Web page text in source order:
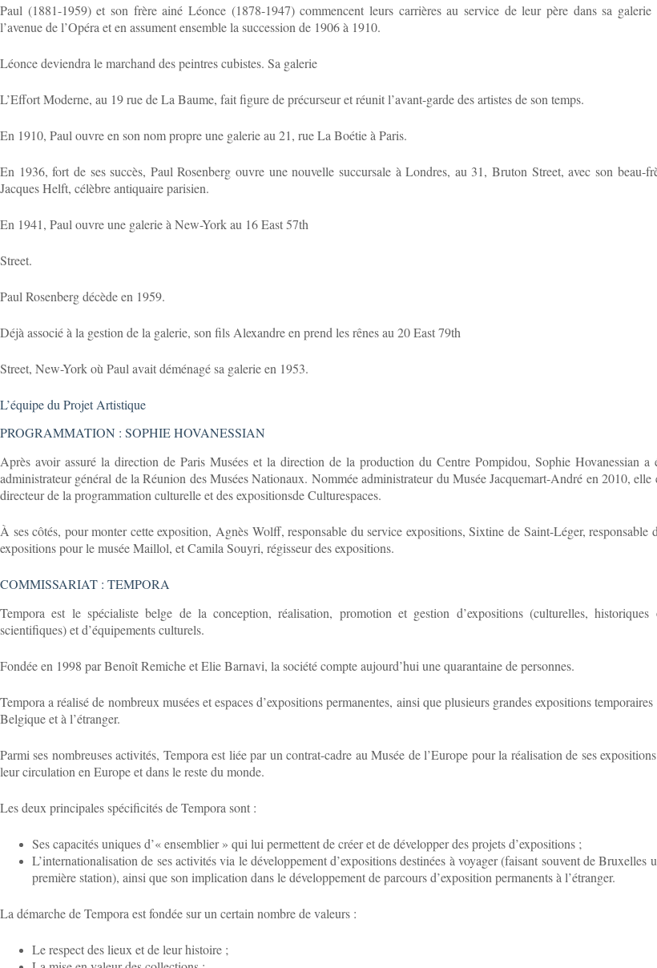
Paul (1881-1959) et son frère ainé Léonce (1878-1947) commencent leurs carrières au service de leur père dans sa galerie
l’avenue de l’Opéra et en assument ensemble la succession de 1906 à 1910.
Léonce deviendra le marchand des peintres cubistes. Sa galerie
L’Effort Moderne, au 19 rue de La Baume, fait figure de précurseur et réunit l’avant-garde des artistes de son temps.
En 1910, Paul ouvre en son nom propre une galerie au 21, rue La Boétie à Paris.
En 1936, fort de ses succès, Paul Rosenberg ouvre une nouvelle succursale à Londres, au 31, Bruton Street, avec son beau-
Jacques Helft, célèbre antiquaire parisien.
En 1941, Paul ouvre une galerie à New-York au 16 East 57th
Street.
Paul Rosenberg décède en 1959.
Déjà associé à la gestion de la galerie, son fils Alexandre en prend les rênes au 20 East 79th
Street, New-York où Paul avait déménagé sa galerie en 1953.
L’équipe du Projet Artistique
PROGRAMMATION : SOPHIE HOVANESSIAN
Après avoir assuré la direction de Paris Musées et la direction de la production du Centre Pompidou, Sophie Hovanessian a
administrateur général de la Réunion des Musées Nationaux. Nommée administrateur du Musée Jacquemart-André en 2010, elle
directeur de la programmation culturelle et des expositionsde Culturespaces.
À ses côtés, pour monter cette exposition, Agnès Wolff, responsable du service expositions, Sixtine de Saint-Léger, responsable
expositions pour le musée Maillol, et Camila Souyri, régisseur des expositions.
COMMISSARIAT : TEMPORA
Tempora est le spécialiste belge de la conception, réalisation, promotion et gestion d’expositions (culturelles, historiques
scientifiques) et d’équipements culturels.
Fondée en 1998 par Benoît Remiche et Elie Barnavi, la société compte aujourd’hui une quarantaine de personnes.
Tempora a réalisé de nombreux musées et espaces d’expositions permanentes, ainsi que plusieurs grandes expositions temporaires
Belgique et à l’étranger.
Parmi ses nombreuses activités, Tempora est liée par un contrat-cadre au Musée de l’Europe pour la réalisation de ses
leur circulation en Europe et dans le reste du monde.
Les deux principales spécificités de Tempora sont :
Ses capacités uniques d’« ensemblier » qui lui permettent de créer et de développer des projets d’expositions ;
L’internationalisation de ses activités via le développement d’expositions destinées à voyager (faisant souvent de Bruxelles
première station), ainsi que son implication dans le développement de parcours d’exposition permanents à l’étranger.
La démarche de Tempora est fondée sur un certain nombre de valeurs :
Le respect des lieux et de leur histoire ;